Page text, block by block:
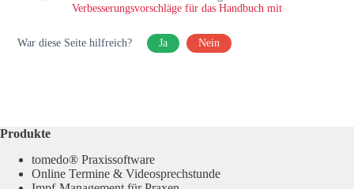
Verbesserungsvorschläge für das Handbuch mit
War diese Seite hilfreich? Ja Nein
Produkte
tomedo® Praxissoftware
Online Termine & Videosprechstunde